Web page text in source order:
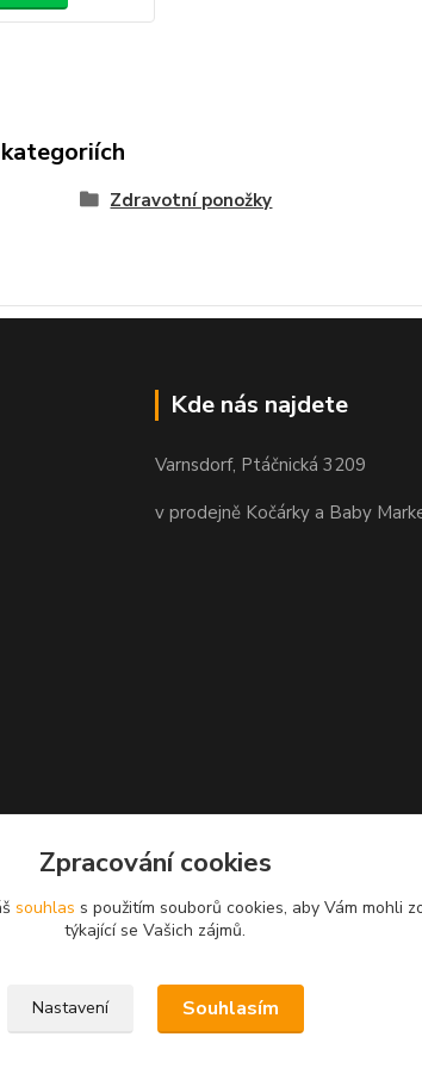
Zdravotní ponožky
Kde nás najdete
Varnsdorf, Ptáčnická 3209
v prodejně Kočárky a Baby
Zpracování cookies
souhlas s použitím souborů cookies, aby Vám mohli
týkající se Vašich zájmů.
Nastavení Souhlasím